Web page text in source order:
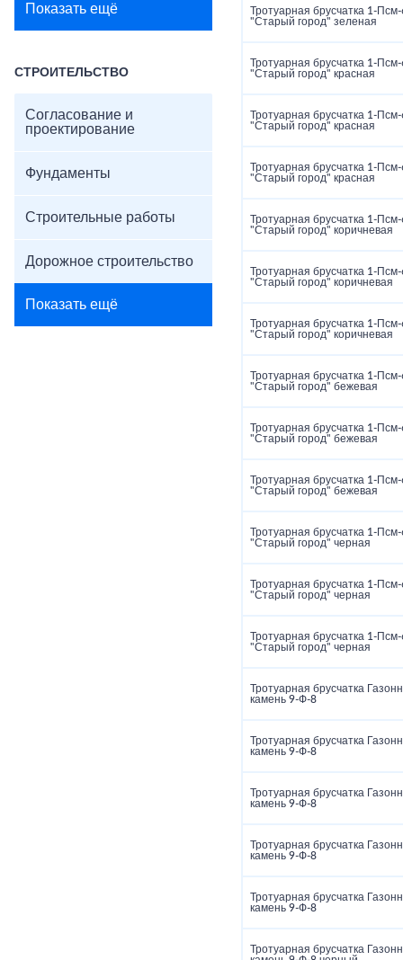
Показать ещё
СТРОИТЕЛЬСТВО
Согласование и
проектирование
Фундаменты
Строительные работы
Дорожное строительство
Показать ещё
Тротуарная брусчатка
"Старый город" зеленая
Тротуарная брусчатка
"Старый город" красная
Тротуарная брусчатка
"Старый город" красная
Тротуарная брусчатка
"Старый город" красная
Тротуарная брусчатка
"Старый город" коричневая
Тротуарная брусчатка
"Старый город" коричневая
Тротуарная брусчатка
"Старый город" коричневая
Тротуарная брусчатка
"Старый город" бежевая
Тротуарная брусчатка
"Старый город" бежевая
Тротуарная брусчатка
"Старый город" бежевая
Тротуарная брусчатка
"Старый город" черная
Тротуарная брусчатка
"Старый город" черная
Тротуарная брусчатка
"Старый город" черная
Тротуарная брусчатка
камень 9‑Ф‑8
Тротуарная брусчатка
камень 9‑Ф‑8
Тротуарная брусчатка
камень 9‑Ф‑8
Тротуарная брусчатка
камень 9‑Ф‑8
Тротуарная брусчатка
камень 9‑Ф‑8
Тротуарная брусчатка